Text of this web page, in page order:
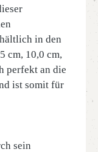
in den
cm, 10,0 cm,
perfekt an die
ist somit für
sein